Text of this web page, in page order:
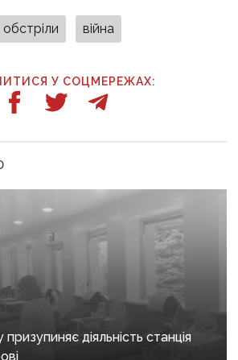
обстріли війна
У СОЦМЕРЕЖАХ:
діяльність станція